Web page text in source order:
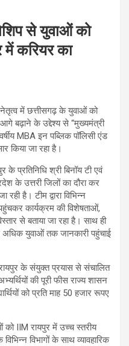
से युवाओं को
में करियर का
में छत्तीसगढ़ के युवाओं को
बढ़ाने के उद्देश्य से “मुख्यमंत्री
MBA इन पब्लिक पॉलिसी एंड
किया जा रहा है।
प्रतिनिधि श्री बिनॉय टी एवं
के उत्तरी जिलों का दौरा कर
रही है। टीम द्वारा विभिन्न
कार्यक्रम की विशेषताओं,
से बताया जा रहा है। साथ ही
युवाओं तक जानकारी पहुंचाई
के संयुक्त प्रयास से संचालित
की पूरी फीस राज्य शासन
को प्रति माह 50 हजार रूपए
को IIM रायपुर में उच्च स्तरीय
विभागों के साथ व्यावहारिक